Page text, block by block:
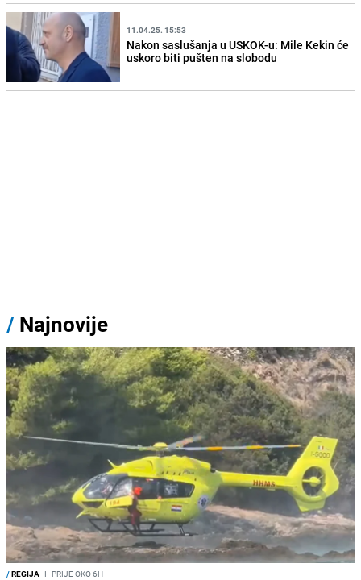
11.04.25. 15:53
Nakon saslušanja u USKOK-u: Mile Kekin će
uskoro biti pušten na slobodu
/ Najnovije
/REGIJA I PRIJE OKO 6H